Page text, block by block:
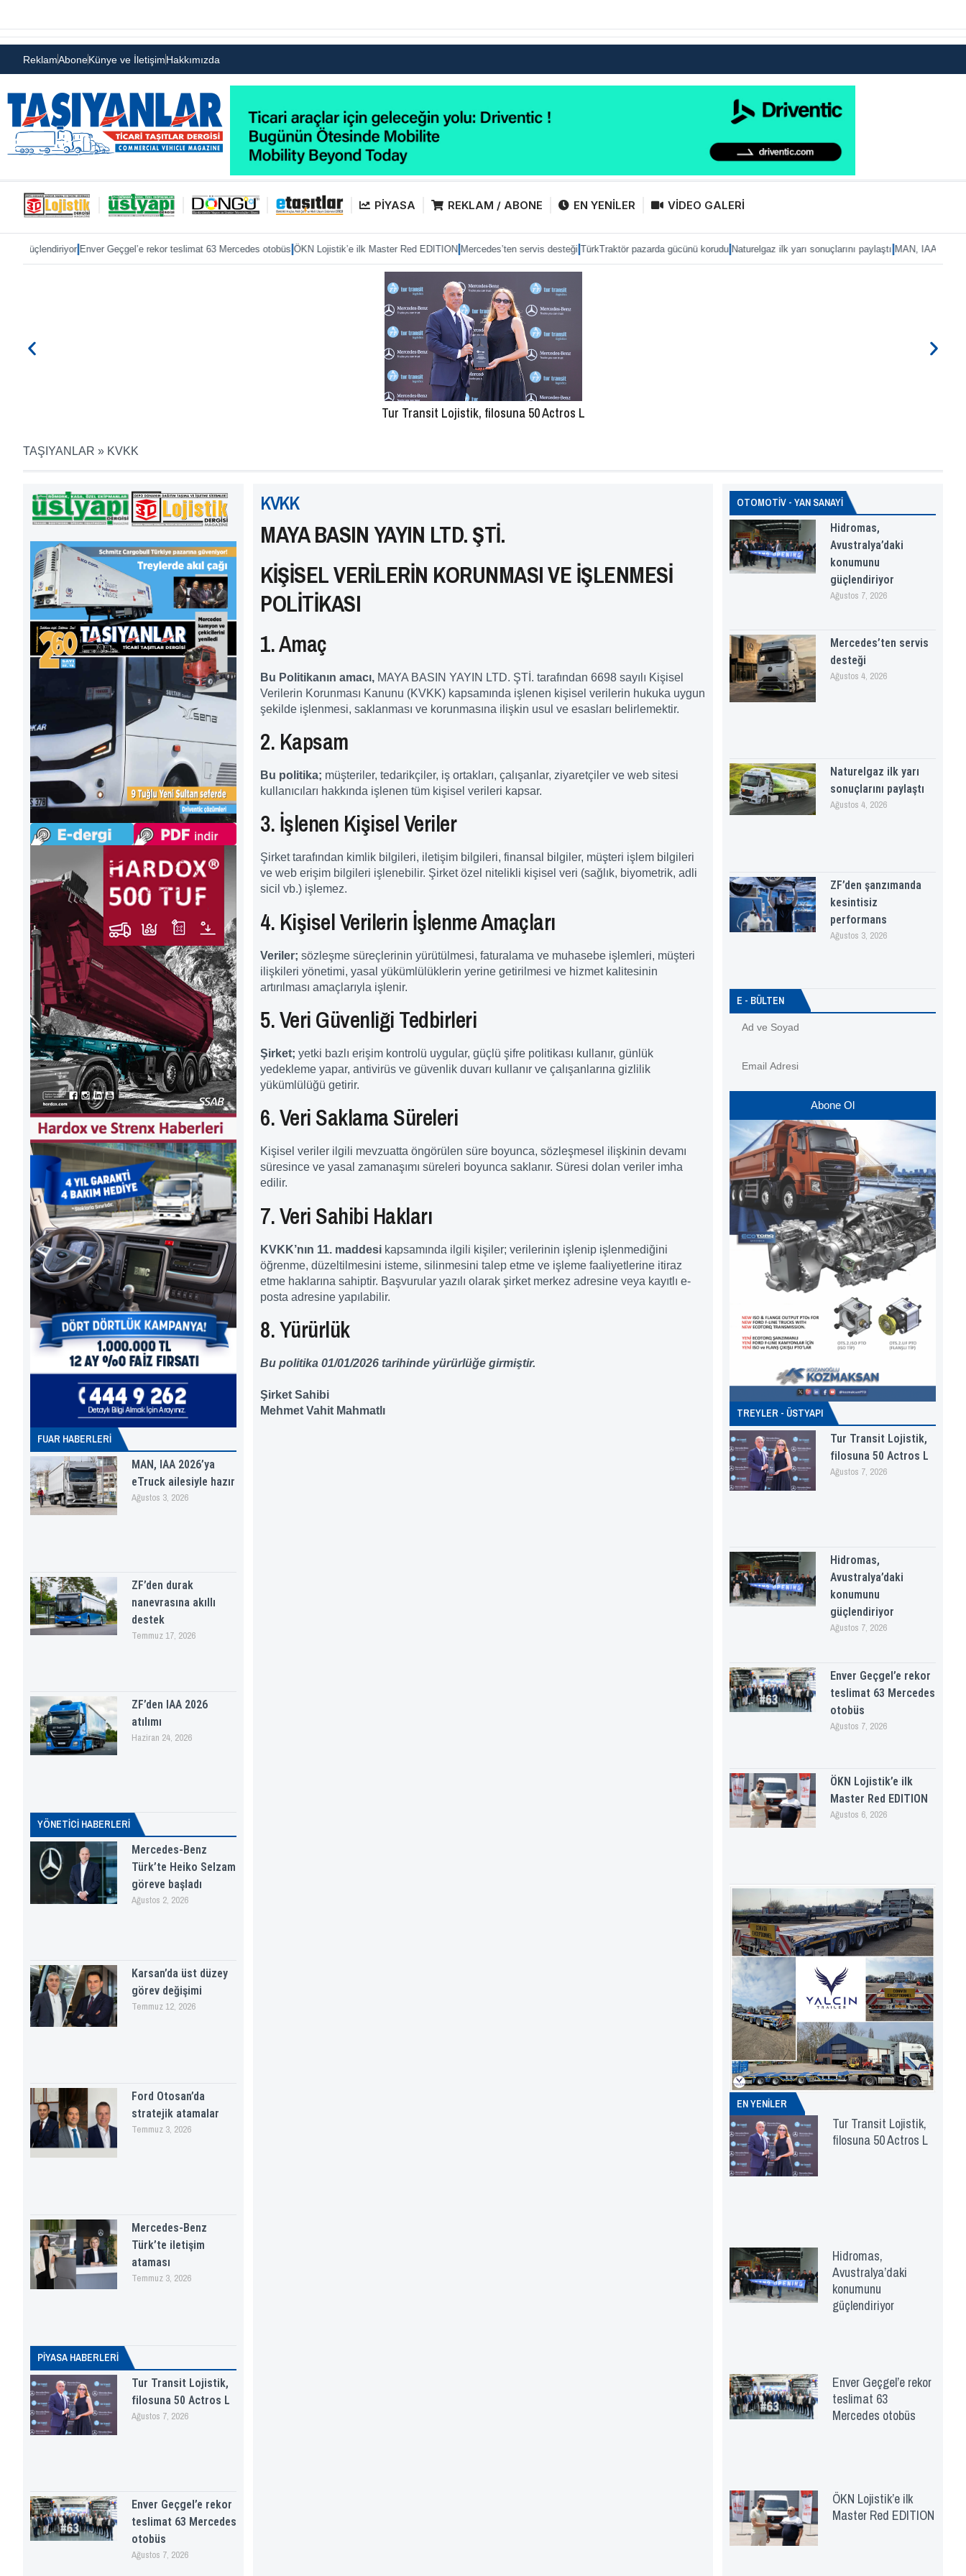
ReklamAboneKünye ve İletişimHakkımızda
PİYASA REKLAM / ABONE EN YENİLER VİDEO GALERİ
Enver Geçgel’e rekor teslimat 63 Mercedes otobüs|ÖKN Lojistik’e ilk Master Red EDITION|Mercedes’ten servis desteği|TürkTraktör pazarda gücünü korudu|Naturelgaz ilk yarı sonuçlarını paylaştı|MAN, IAA 2026’ya eTruck
Tur Transit Lojistik, filosuna 50 Actros L
TAŞIYANLAR » KVKK
FUAR HABERLERI
MAN, IAA 2026’ya
eTruck ailesiyle hazır
Ağustos 3, 2026
ZF’den durak
nanevrasına akıllı
destek
Temmuz 17, 2026
ZF’den IAA 2026
atılımı
Haziran 24, 2026
YÖNETICI HABERLERI
Mercedes-Benz
Türk’te Heiko Selzam
göreve başladı
Ağustos 2, 2026
Karsan’da üst düzey
görev değişimi
Temmuz 12, 2026
Ford Otosan’da
stratejik atamalar
Temmuz 3, 2026
Mercedes-Benz
Türk’te iletişim
ataması
Temmuz 3, 2026
PİYASA HABERLERI
Tur Transit Lojistik,
filosuna 50 Actros L
Ağustos 7, 2026
Enver Geçgel’e rekor
teslimat 63 Mercedes
otobüs
Ağustos 7, 2026
KVKK
MAYA BASIN YAYIN LTD. ŞTİ.
KİŞİSEL VERİLERİN KORUNMASI VE İŞLENMESİ
POLİTİKASI
1. Amaç
Bu Politikanın amacı, MAYA BASIN YAYIN LTD. ŞTİ. tarafından 6698 sayılı Kişisel
Verilerin Korunması Kanunu (KVKK) kapsamında işlenen kişisel verilerin hukuka uygun
şekilde işlenmesi, saklanması ve korunmasına ilişkin usul ve esasları belirlemektir.
2. Kapsam
Bu politika; müşteriler, tedarikçiler, iş ortakları, çalışanlar, ziyaretçiler ve web sitesi
kullanıcıları hakkında işlenen tüm kişisel verileri kapsar.
3. İşlenen Kişisel Veriler
Şirket tarafından kimlik bilgileri, iletişim bilgileri, finansal bilgiler, müşteri işlem bilgileri
ve web erişim bilgileri işlenebilir. Şirket özel nitelikli kişisel veri (sağlık, biyometrik, adli
sicil vb.) işlemez.
4. Kişisel Verilerin İşlenme Amaçları
Veriler; sözleşme süreçlerinin yürütülmesi, faturalama ve muhasebe işlemleri, müşteri
ilişkileri yönetimi, yasal yükümlülüklerin yerine getirilmesi ve hizmet kalitesinin
artırılması amaçlarıyla işlenir.
5. Veri Güvenliği Tedbirleri
Şirket; yetki bazlı erişim kontrolü uygular, güçlü şifre politikası kullanır, günlük
yedekleme yapar, antivirüs ve güvenlik duvarı kullanır ve çalışanlarına gizlilik
yükümlülüğü getirir.
6. Veri Saklama Süreleri
Kişisel veriler ilgili mevzuatta öngörülen süre boyunca, sözleşmesel ilişkinin devamı
süresince ve yasal zamanaşımı süreleri boyunca saklanır. Süresi dolan veriler imha
edilir.
7. Veri Sahibi Hakları
KVKK’nın 11. maddesi kapsamında ilgili kişiler; verilerinin işlenip işlenmediğini
öğrenme, düzeltilmesini isteme, silinmesini talep etme ve işleme faaliyetlerine itiraz
etme haklarına sahiptir. Başvurular yazılı olarak şirket merkez adresine veya kayıtlı e-
posta adresine yapılabilir.
8. Yürürlük
Bu politika 01/01/2026 tarihinde yürürlüğe girmiştir.
Şirket Sahibi
Mehmet Vahit Mahmatlı
OTOMOTİV - YAN SANAYİ
Hidromas,
Avustralya’daki
konumunu
güçlendiriyor
Ağustos 7, 2026
Mercedes’ten servis
desteği
Ağustos 4, 2026
Naturelgaz ilk yarı
sonuçlarını paylaştı
Ağustos 4, 2026
ZF’den şanzımanda
kesintisiz
performans
Ağustos 3, 2026
E - BÜLTEN
Abone Ol
TREYLER - ÜSTYAPI
Tur Transit Lojistik,
filosuna 50 Actros L
Ağustos 7, 2026
Hidromas,
Avustralya’daki
konumunu
güçlendiriyor
Ağustos 7, 2026
Enver Geçgel’e rekor
teslimat 63 Mercedes
otobüs
Ağustos 7, 2026
ÖKN Lojistik’e ilk
Master Red EDITION
Ağustos 6, 2026
EN YENİLER
Tur Transit Lojistik,
filosuna 50 Actros L
Hidromas,
Avustralya’daki
konumunu
güçlendiriyor
Enver Geçgel’e rekor
teslimat 63
Mercedes otobüs
ÖKN Lojistik’e ilk
Master Red EDITION